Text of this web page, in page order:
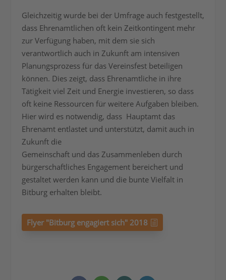
Gleichzeitig wurde bei der Umfrage auch festgestellt,
dass Ehrenamtlichen oft kein Zeitkontingent mehr
zur Verfügung haben, mit dem sie sich
verantwortlich auch in Zukunft am intensiven
Planungsprozess für das Vereinsfest beteiligen
können. Dies zeigt, dass Ehrenamtliche in ihre
Tätigkeit viel Zeit und Energie investieren, so dass
oft keine Ressourcen für weitere Aufgaben bleiben.
Hier wird es notwendig, dass Hauptamt das
Ehrenamt entlastet und unterstützt, damit auch in
Zukunft die
Gemeinschaft und das Zusammenleben durch
bürgerschaftliches Engagement bereichert und
gestaltet werden kann und die bunte Vielfalt in
Bitburg erhalten bleibt.
Flyer "Bitburg engagiert sich" 2018